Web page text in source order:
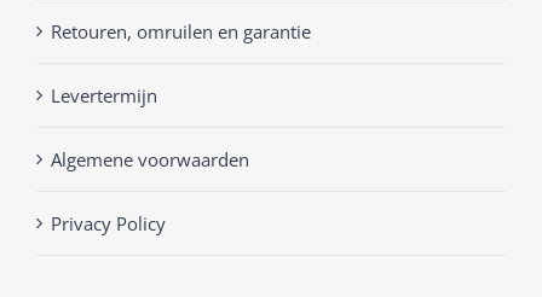
Retouren, omruilen en garantie
Levertermijn
Algemene voorwaarden
Privacy Policy